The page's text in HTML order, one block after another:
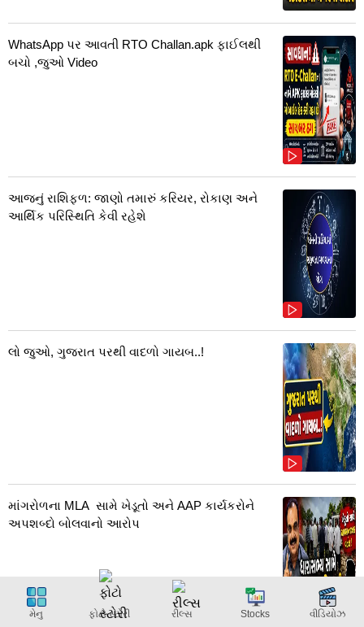
WhatsApp પર આવતી RTO Challan.apk ફાઈલથી
બચો ,જુઓ Video
આજનું રાશિફળ: જાણો તમારું કરિયર, રોકાણ અને
આર્થિક પરિસ્થિતિ કેવી રહેશે
લો જુઓ, ગુજરાત પરથી વાદળો ગાયબ..!
માંગરોળના MLA સામે ખેડૂતો અને AAP કાર્યકરોને
અપશબ્દો બોલવાનો આરોપ
મેનુ ફોટો સ્ટોરી રીલ્સ Stocks વીડિયોઝ